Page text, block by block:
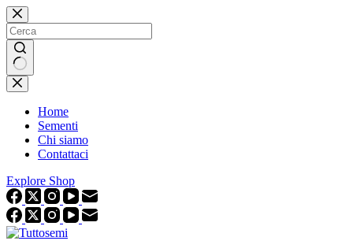
Salta
al
contenuto
Nessun
risultato
Home
Sementi
Chi siamo
Contattaci
Explore Shop